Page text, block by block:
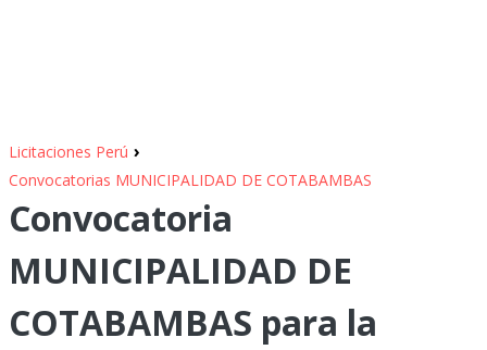
Licitaciones Perú ›
Convocatorias MUNICIPALIDAD DE COTABAMBAS
Convocatoria
MUNICIPALIDAD DE
COTABAMBAS para la